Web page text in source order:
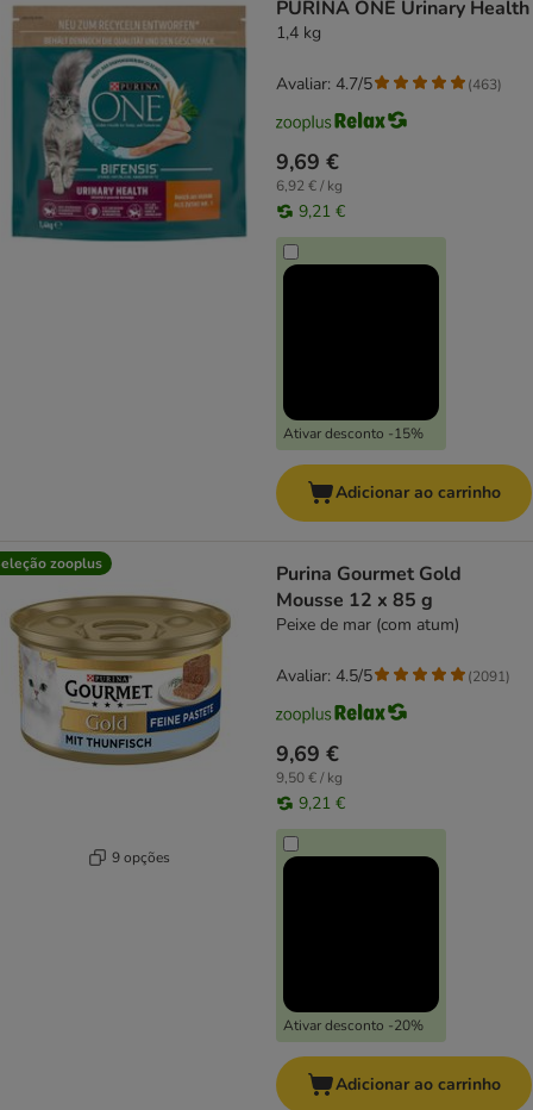
PURINA ONE Urinary Health
1,4 kg
9,69 €
6,92 € / kg
9,21 €
Ativar desconto -15%
Avaliar: 4.7/5 (463)
Adicionar ao carrinho
zooplus
9 opções
Purina Gourmet Gold
Mousse 12 x 85 g
Peixe de mar (com atum)
9,69 €
9,50 € / kg
9,21 €
Ativar desconto -20%
Avaliar: 4.5/5 (2091)
Adicionar ao carrinho